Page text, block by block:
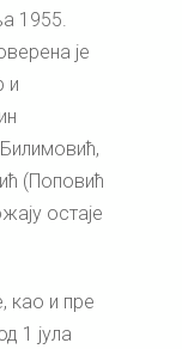
1955.
је
и
(Поповић
остаје
као и пре
1 јула